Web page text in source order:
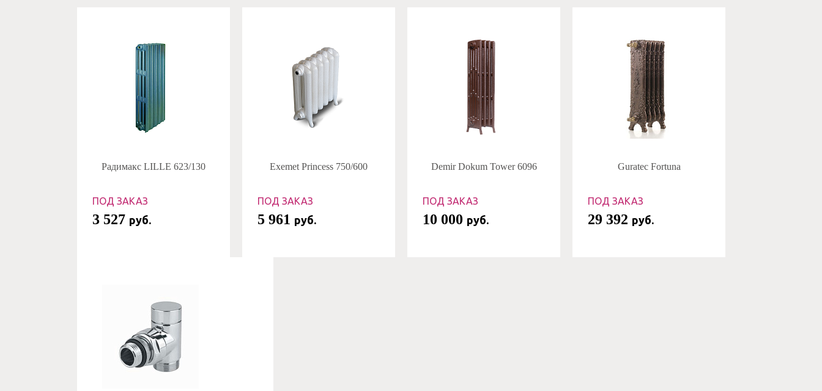
Радимакс LILLE 623/130
ПОД ЗАКАЗ
3 527 руб.
Exemet Princess 750/600
ПОД ЗАКАЗ
5 961 руб.
Demir Dokum Tower 6096
ПОД ЗАКАЗ
10 000 руб.
Guratec Fortuna
ПОД ЗАКАЗ
29 392 руб.